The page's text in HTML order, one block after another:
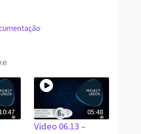
10:47 05:48
Video 06.13 –